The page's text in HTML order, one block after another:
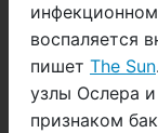
воспаляется
пишет The Sun
узлы Ослера
признаком